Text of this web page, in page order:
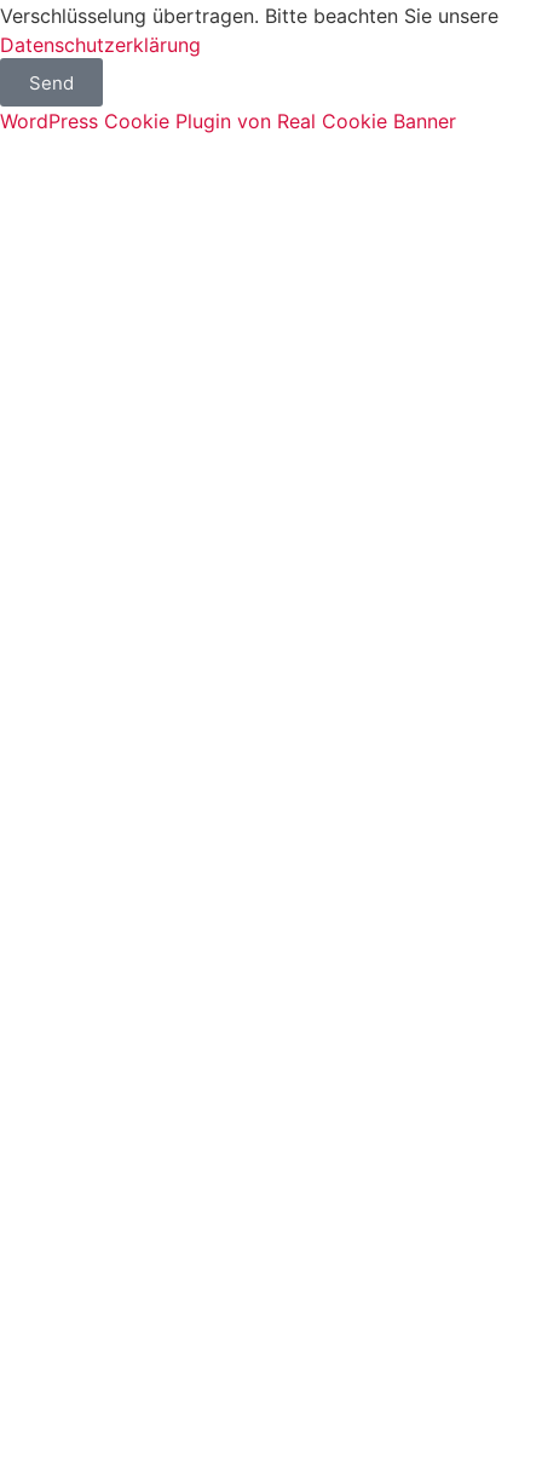
Verschlüsselung übertragen. Bitte beachten Sie unsere
Datenschutzerklärung
Send
WordPress Cookie Plugin von Real Cookie Banner